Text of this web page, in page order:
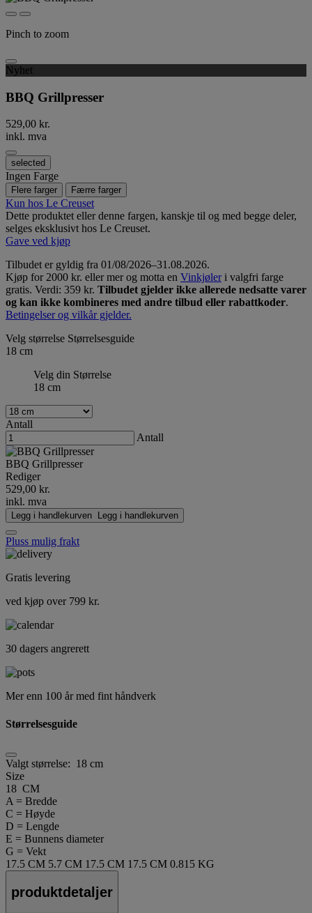
Pinch to zoom
Nyhet
BBQ Grillpresser
529,00 kr.
inkl. mva
selected
Ingen Farge
Flere farger Færre farger
Kun hos Le Creuset
Dette produktet eller denne fargen, kanskje til og med begge deler,
selges eksklusivt hos Le Creuset.
Gave ved kjøp
Tilbudet er gyldig fra 01/08/2026–31.08.2026.
Kjøp for 2000 kr. eller mer og motta en Vinkjøleri valgfri farge
gratis. Verdi: 359 kr. Tilbudet gjelder ikke allerede nedsatte varer
og kan ikke kombineres med andre tilbud eller rabattkoder.
Betingelser og vilkår gjelder.
Velg størrelse Størrelsesguide
18 cm
Velg din Størrelse
18 cm
Antall
Antall
BBQ Grillpresser
Rediger
529,00 kr.
inkl. mva
Legg i handlekurven Legg i handlekurven
Pluss mulig frakt
Gratis levering
ved kjøp over 799 kr.
30 dagers angrerett
Mer enn 100 år med fint håndverk
Størrelsesguide
Valgt størrelse: 18 cm
Size
18 CM
A = Bredde
C = Høyde
D = Lengde
E = Bunnens diameter
G = Vekt
17.5 CM 5.7 CM 17.5 CM 17.5 CM 0.815 KG
produktdetaljer